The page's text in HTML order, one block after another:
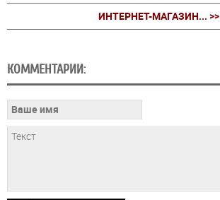
ИНТЕРНЕТ-МАГАЗИН... >>
КОММЕНТАРИИ: